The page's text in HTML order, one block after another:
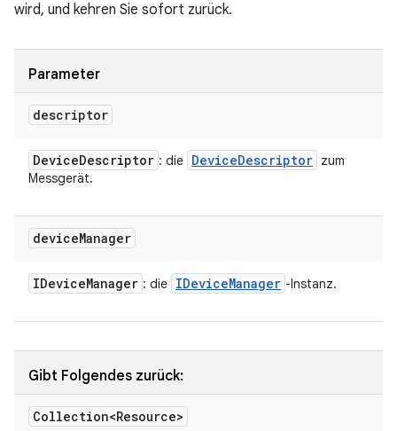
wird, und kehren Sie sofort zurück.
Parameter
descriptor
DeviceDescriptor : die DeviceDescriptor zum
Messgerät.
deviceManager
IDeviceManager : die IDeviceManager -Instanz.
Gibt Folgendes zurück:
Collection<Resource>